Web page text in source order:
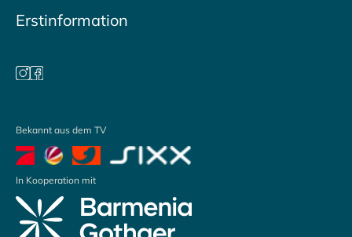
Erstinformation
Bekannt aus dem TV
In Kooperation mit